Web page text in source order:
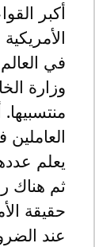
أكبر
في
وزارة
يعلم
ثم هناك
حقيقة
عند